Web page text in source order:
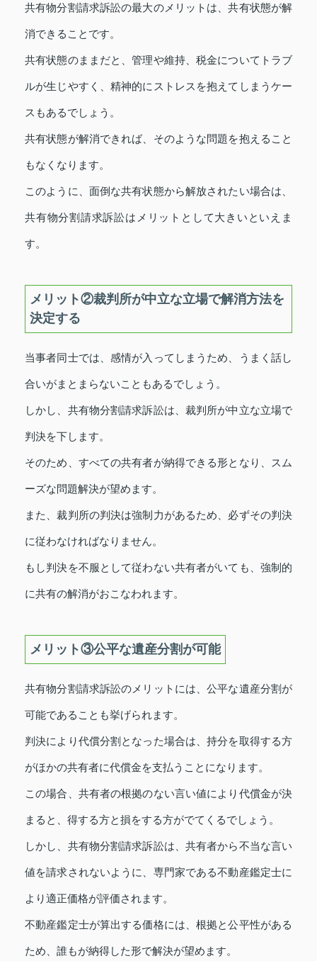
共有物分割請求訴訟の最大のメリットは、共有状態が解
消できることです。
共有状態のままだと、管理や維持、税金についてトラブ
ルが生じやすく、精神的にストレスを抱えてしまうケー
スもあるでしょう。
共有状態が解消できれば、そのような問題を抱えること
もなくなります。
このように、面倒な共有状態から解放されたい場合は、
共有物分割請求訴訟はメリットとして大きいといえま
す。
メリット②裁判所が中立な立場で解消方法を
決定する
当事者同士では、感情が入ってしまうため、うまく話し
合いがまとまらないこともあるでしょう。
しかし、共有物分割請求訴訟は、裁判所が中立な立場で
判決を下します。
そのため、すべての共有者が納得できる形となり、スム
ーズな問題解決が望めます。
また、裁判所の判決は強制力があるため、必ずその判決
に従わなければなりません。
もし判決を不服として従わない共有者がいても、強制的
に共有の解消がおこなわれます。
メリット③公平な遺産分割が可能
共有物分割請求訴訟のメリットには、公平な遺産分割が
可能であることも挙げられます。
判決により代償分割となった場合は、持分を取得する方
がほかの共有者に代償金を支払うことになります。
この場合、共有者の根拠のない言い値により代償金が決
まると、得する方と損をする方がでてくるでしょう。
しかし、共有物分割請求訴訟は、共有者から不当な言い
値を請求されないように、専門家である不動産鑑定士に
より適正価格が評価されます。
不動産鑑定士が算出する価格には、根拠と公平性がある
ため、誰もが納得した形で解決が望めます。